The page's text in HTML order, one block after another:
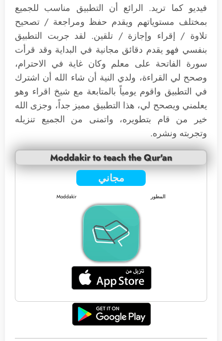
فيديو كما تريد. الرائع أن التطبيق مناسب للجميع
بمختلف مستوياتهم ويقدم حفظ ومراجعة / تصحيح
تلاوة / إقراء وإجازة / تلقين. لقد جربت التطبيق
بنفسي فهو يقدم دقائق مجانية في البداية وقد قرأت
سورة الفاتحة على معلم وكان غاية في الاحترام،
وصحح لي القراءة، ولدي النية أن شاء الله أن اشترك
في التطبيق واقوم يومياً بالمتابعة مع شيخ اقراء وهو
يعلمني ويصحح لي، هذا التطبيق مميز جداً، وجزى الله
خير من قام بتطويره، واتمنى من الجميع تنزيله
وتجربته ونشره.
Moddakir to teach the Qur'an
مجاني
المطور Moddakir